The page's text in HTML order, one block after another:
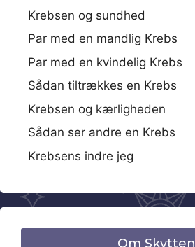
Krebsen og sundhed
Par med en mandlig Krebs
Par med en kvindelig Krebs
Sådan tiltrækkes en Krebs
Krebsen og kærligheden
Sådan ser andre en Krebs
Krebsens indre jeg
Om Skytten